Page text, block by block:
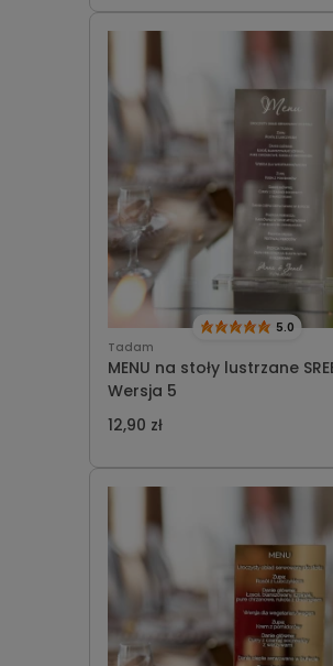
Tadam
MENU na stoły lustrzane
Wersja 5
5.0
12,90 zł